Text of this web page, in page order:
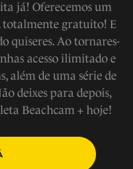
já! Oferecemos um
totalmente gratuito! E
quiseres. Ao tornares-
acesso ilimitado e
além de uma série de
deixes para depois,
Beachcam + hoje!